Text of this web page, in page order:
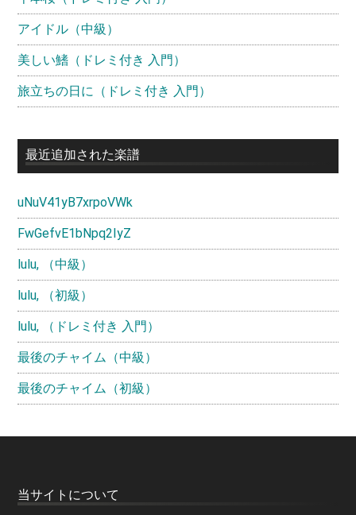
アイドル（中級）
美しい鰭（ドレミ付き 入門）
旅立ちの日に（ドレミ付き 入門）
最近追加された楽譜
uNuV41yB7xrpoVWk
FwGefvE1bNpq2IyZ
lulu, （中級）
lulu, （初級）
lulu, （ドレミ付き 入門）
最後のチャイム（中級）
最後のチャイム（初級）
Footer
当サイトについて